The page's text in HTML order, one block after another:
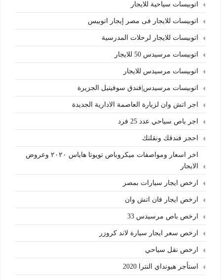
اتوبيسات سياحية للايجار
اتوبيسات للايجار فى مصر إيجار اتوبيس
اتوبيسات للايجار لرحلات المدرسية
اتوبيسات مرسيدس 50 للايجار
اتوبيسات مرسيدس للايجار
اتوبيسات مرسيدس|فندق سوفيتيل الجزيرة
اجر اتش وان لزيارة العاصمة الادارية الجديدة
اجر باص سياحي عدد 25 فرد
احجز فندقك ونقلتك
اخر اسعار ومواصفات ميكروباص تويوتا هاياس ٢٠٢٠ وعروض
الايجار
ارخص ايجار سيارات بمصر
ارخص ايجار فان اتش وان
ارخص باص مرسيدس 33
ارخص سعر ايجار سيارة لاند كروزر
ارخص نقل سياحي
استأجر هيونداي النترا 2020